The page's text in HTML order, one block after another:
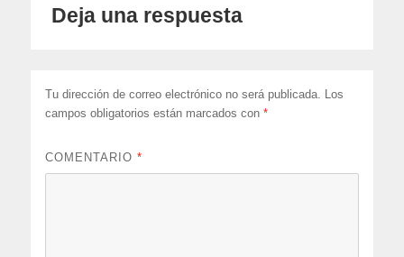
Deja una respuesta
Tu dirección de correo electrónico no será publicada. Los
campos obligatorios están marcados con*
COMENTARIO*